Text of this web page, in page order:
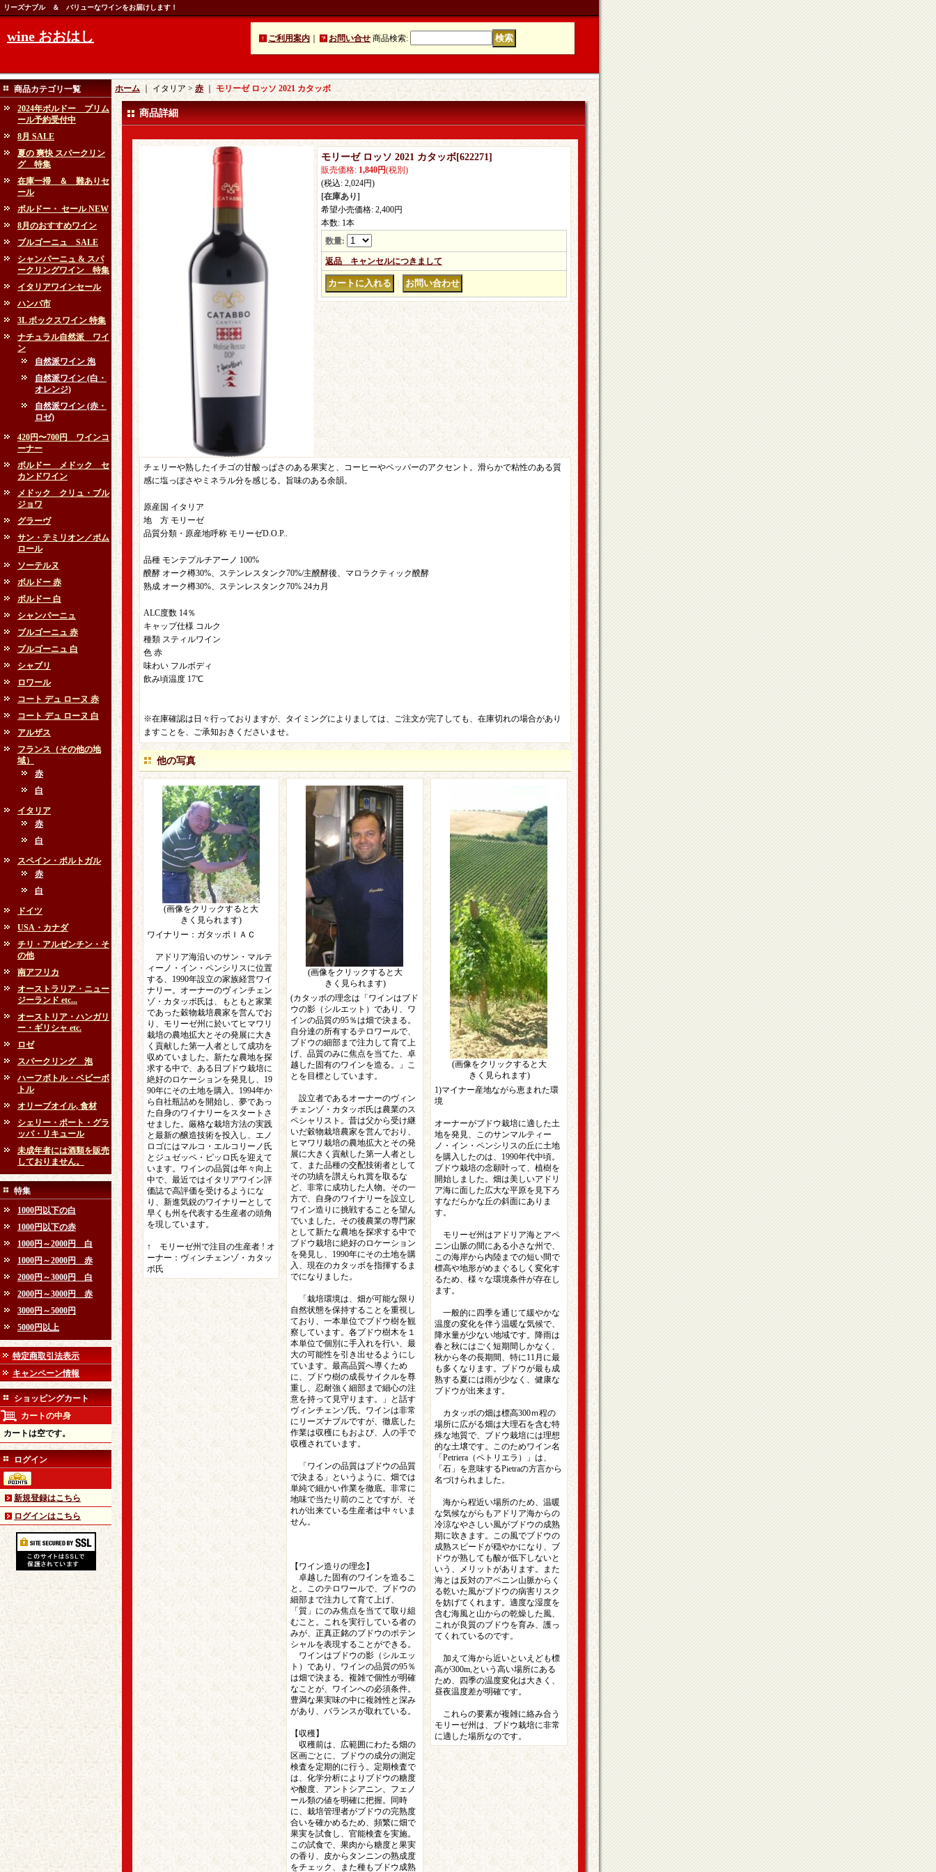
リーズナブル ＆ バリューなワインをお届けします！
wine おおはし ご利用案内 お問い合せ 商品検索:
商品カテゴリ一覧
2024年ボルドー プリム
ール予約受付中
8月 SALE
夏の 爽快 スパークリン
グ 特集
在庫一掃 ＆ 難ありセ
ール
ボルドー・ セール NEW
8月のおすすめワイン
ブルゴーニュ SALE
シャンパーニュ & スパ
ークリングワイン 特集
イタリアワインセール
ハンパ市
3L ボックスワイン 特集
ナチュラル自然派 ワイ
ン
自然派ワイン 泡
自然派ワイン (白・
オレンジ)
自然派ワイン (赤・
ロゼ)
420円〜700円 ワインコ
ーナー
ボルドー メドック セ
カンドワイン
メドック クリュ・ブル
ジョワ
グラーヴ
サン・テミリオン／ポム
ロール
ソーテルヌ
ボルドー 赤
ボルドー 白
シャンパーニュ
ブルゴーニュ 赤
ブルゴーニュ 白
シャブリ
ロワール
コート デュ ローヌ 赤
コート デュ ローヌ 白
アルザス
フランス（その他の地
域）
赤
白
イタリア
赤
白
スペイン・ポルトガル
赤
白
ドイツ
USA・カナダ
チリ・アルゼンチン・そ
の他
南アフリカ
オーストラリア・ニュー
ジーランド etc...
オーストリア・ハンガリ
ー・ギリシャ etc.
ロゼ
スパークリング 泡
ハーフボトル・ベビーボ
トル
オリーブオイル, 食材
シェリー・ポート・グラ
ッパ・リキュール
未成年者には酒類を販売
しておりません。
特集
1000円以下の白
1000円以下の赤
1000円～2000円 白
1000円～2000円 赤
2000円～3000円 白
2000円～3000円 赤
3000円～5000円
5000円以上
特定商取引法表示
キャンペーン情報
ショッピングカート
カートの中身
カートは空です。
ログイン
新規登録はこちら
ログインはこちら
ホーム ｜ イタリア > 赤｜ モリーゼ ロッソ 2021 カタッボ
商品詳細
モリーゼ ロッソ 2021 カタッボ[622271]
販売価格: 1,840円(税別)
(税込: 2,024円)
[在庫あり]
希望小売価格: 2,400円
本数: 1本
数量:
返品 キャンセルにつきまして
チェリーや熟したイチゴの甘酸っぱさのある果実と、コーヒーやペッパーのアクセント。滑らかで粘性のある質
感に塩っぽさやミネラル分を感じる。旨味のある余韻。
原産国 イタリア
地 方 モリーゼ
品質分類・原産地呼称 モリーゼD.O.P..
品種 モンテプルチアーノ 100%
醗酵 オーク樽30%、ステンレスタンク70%/主醗酵後、マロラクティック醗酵
熟成 オーク樽30%、ステンレスタンク70% 24カ月
ALC度数 14％
キャップ仕様 コルク
種類 スティルワイン
色 赤
味わい フルボディ
飲み頃温度 17℃
※在庫確認は日々行っておりますが、タイミングによりましては、ご注文が完了しても、在庫切れの場合があり
ますことを、ご承知おきくださいませ。
他の写真
(画像をクリックすると大
きく見られます)
ワイナリー：ガタッポＩＡＣ
アドリア海沿いのサン・マルテ
ィーノ・イン・ペンシリスに位置
する、1990年設立の家族経営ワイ
ナリー。オーナーのヴィンチェン
ゾ・カタッボ氏は、もともと家業
であった穀物栽培農家を営んでお
り、モリーゼ州に於いてヒマワリ
栽培の農地拡大とその発展に大き
く貢献した第一人者として成功を
収めていました。新たな農地を探
求する中で、ある日ブドウ栽培に
絶好のロケーションを発見し、19
90年にその土地を購入。1994年か
ら自社瓶詰めを開始し、夢であっ
た自身のワイナリーをスタートさ
せました。厳格な栽培方法の実践
と最新の醸造技術を投入し、エノ
ロゴにはマルコ・エルコリーノ氏
とジュゼッペ・ピッロ氏を迎えて
います。ワインの品質は年々向上
中で、最近ではイタリアワイン評
価誌で高評価を受けるようにな
り、新進気鋭のワイナリーとして
早くも州を代表する生産者の頭角
を現しています。
↑ モリーゼ州で注目の生産者 ! オ
ーナー：ヴィンチェンゾ・カタッ
ボ氏
(画像をクリックすると大
きく見られます)
(カタッボの理念は「ワインはブド
ウの影（シルエット）であり、ワ
インの品質の95％は畑で決まる。
自分達の所有するテロワールで、
ブドウの細部まで注力して育て上
げ、品質のみに焦点を当てた、卓
越した固有のワインを造る。」こ
とを目標としています。
設立者であるオーナーのヴィン
チェンゾ・カタッボ氏は農業のス
ペシャリスト。昔は父から受け継
いだ穀物栽培農家を営んでおり、
ヒマワリ栽培の農地拡大とその発
展に大きく貢献した第一人者とし
て、また品種の交配技術者として
その功績を讃えられ賞を取るな
ど、非常に成功した人物。その一
方で、自身のワイナリーを設立し
ワイン造りに挑戦することを望ん
でいました。その後農業の専門家
として新たな農地を探求する中で
ブドウ栽培に絶好のロケーション
を発見し、1990年にその土地を購
入、現在のカタッボを指揮するま
でになりました。
「栽培環境は、畑が可能な限り
自然状態を保持することを重視し
ており、一本単位でブドウ樹を観
察しています。各ブドウ樹木を１
本単位で個別に手入れを行い、最
大の可能性を引き出せるようにし
ています。最高品質へ導くため
に、ブドウ樹の成長サイクルを尊
重し、忍耐強く細部まで細心の注
意を持って見守ります。」と話す
ヴィンチェンゾ氏。ワインは非常
にリーズナブルですが、徹底した
作業は収穫にもおよび、人の手で
収穫されています。
「ワインの品質はブドウの品質
で決まる」というように、畑では
単純で細かい作業を徹底。非常に
地味で当たり前のことですが、そ
れが出来ている生産者は中々いま
せん。
【ワイン造りの理念】
卓越した固有のワインを造るこ
と。このテロワールで、ブドウの
細部まで注力して育て上げ、
「質」にのみ焦点を当てて取り組
むこと。これを実行している者の
みが、正真正銘のブドウのポテン
シャルを表現することができる。
ワインはブドウの影（シルエッ
ト）であり、ワインの品質の95％
は畑で決まる。複雑で個性が明確
なことが、ワインへの必須条件。
豊満な果実味の中に複雑性と深み
があり、バランスが取れている。
【収穫】
収穫前は、広範囲にわたる畑の
区画ごとに、ブドウの成分の測定
検査を定期的に行う。定期検査で
は、化学分析によりブドウの糖度
や酸度、アントシアニン、フェノ
ール類の値を明確に把握。同時
に、栽培管理者がブドウの完熟度
合いを確かめるため、頻繁に畑で
果実を試食し、官能検査を実施。
この試食で、果肉から糖度と果実
の香り、皮からタンニンの熟成度
をチェック、また種もブドウ成熟
(画像をクリックすると大
きく見られます)
1)マイナー産地ながら恵まれた環
境
オーナーがブドウ栽培に適した土
地を発見、このサンマルティー
ノ・イン・ペンシリスの丘に土地
を購入したのは、1990年代中頃。
ブドウ栽培の念願叶って、植樹を
開始しました。畑は美しいアドリ
ア海に面した広大な平原を見下ろ
すなだらかな丘の斜面にありま
す。
モリーゼ州はアドリア海とアペ
ニン山脈の間にある小さな州で、
この海岸から内陸までの短い間で
標高や地形がめまぐるしく変化す
るため、様々な環境条件が存在し
ます。
一般的に四季を通じて緩やかな
温度の変化を伴う温暖な気候で、
降水量が少ない地域です。降雨は
春と秋にはごく短期間しかなく、
秋から冬の長期間、特に11月に最
も多くなります。ブドウが最も成
熟する夏には雨が少なく、健康な
ブドウが出来ます。
カタッボの畑は標高300ｍ程の
場所に広がる畑は大理石を含む特
殊な地質で、ブドウ栽培には理想
的な土壌です。このためワイン名
「Petriera（ペトリエラ）」は、
「石」を意味するPietraの方言から
名づけられました。
海から程近い場所のため、温暖
な気候ながらもアドリア海からの
冷涼なやさしい風がブドウの成熟
期に吹きます。この風でブドウの
成熟スピードが穏やかになり、ブ
ドウが熟しても酸が低下しないと
いう、メリットがあります。また
海とは反対のアペニン山脈からく
る乾いた風がブドウの病害リスク
を妨げてくれます。適度な湿度を
含む海風と山からの乾燥した風、
これが良質のブドウを育み、護っ
てくれているのです。
加えて海から近いといえども標
高が300m,という高い場所にある
ため、四季の温度変化は大きく、
昼夜温度差が明確です。
これらの要素が複雑に絡み合う
モリーゼ州は、ブドウ栽培に非常
に適した場所なのです。